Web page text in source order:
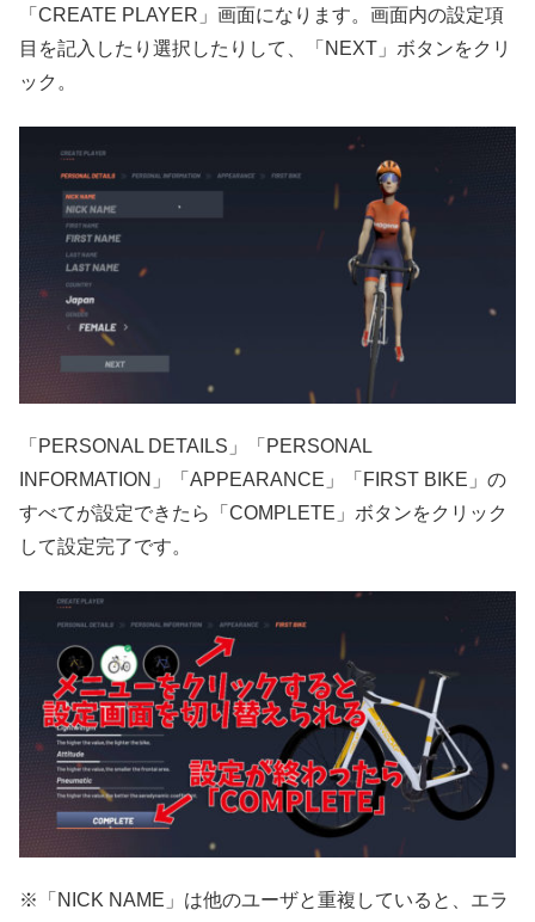
「CREATE PLAYER」画面になります。画面内の設定項
目を記入したり選択したりして、「NEXT」ボタンをクリ
ック。
「PERSONAL DETAILS」「PERSONAL
INFORMATION」「APPEARANCE」「FIRST BIKE」の
すべてが設定できたら「COMPLETE」ボタンをクリック
して設定完了です。
※「NICK NAME」は他のユーザと重複していると、エラ